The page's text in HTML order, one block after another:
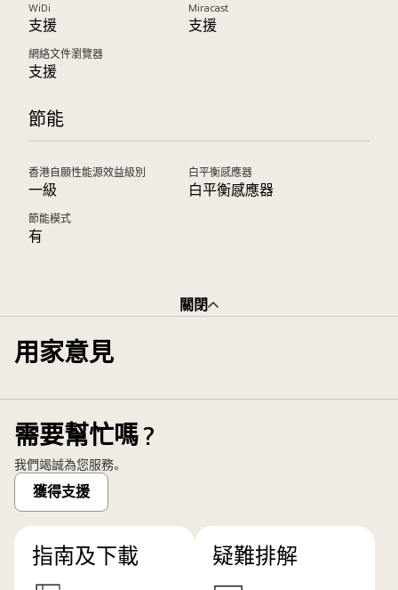
WiDi
支援
Miracast
支援
網絡文件瀏覽器
支援
節能
香港自願性能源效益級別
一級
白平衡感應器
白平衡感應器
節能模式
有
關閉
用家意見
需要幫忙嗎？
我們竭誠為您服務。
獲得支援
指南及下載 疑難排解